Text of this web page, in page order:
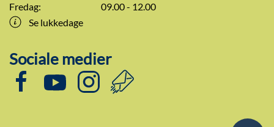
Fredag:
09.00 - 12.00
Se lukkedage
Sociale medier